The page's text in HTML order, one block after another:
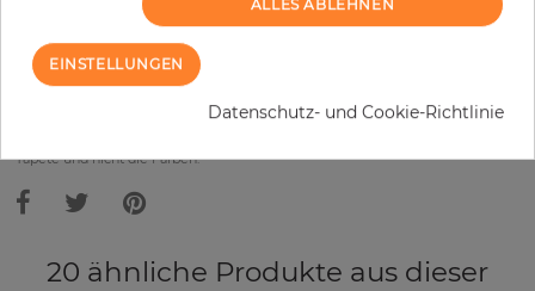
MUSTER BESTELLEN
Bitte bedenken Sie, dass es aufgrund unterschiedlicher
Bildschirmeinstellungen zu Abweichungen vom Originalfarbton leicht
Tapete und nicht die Farben.
20 ähnliche Produkte aus dieser
ALLES ABLEHNEN
EINSTELLUNGEN
Datenschutz- und Cookie-Richtlinie